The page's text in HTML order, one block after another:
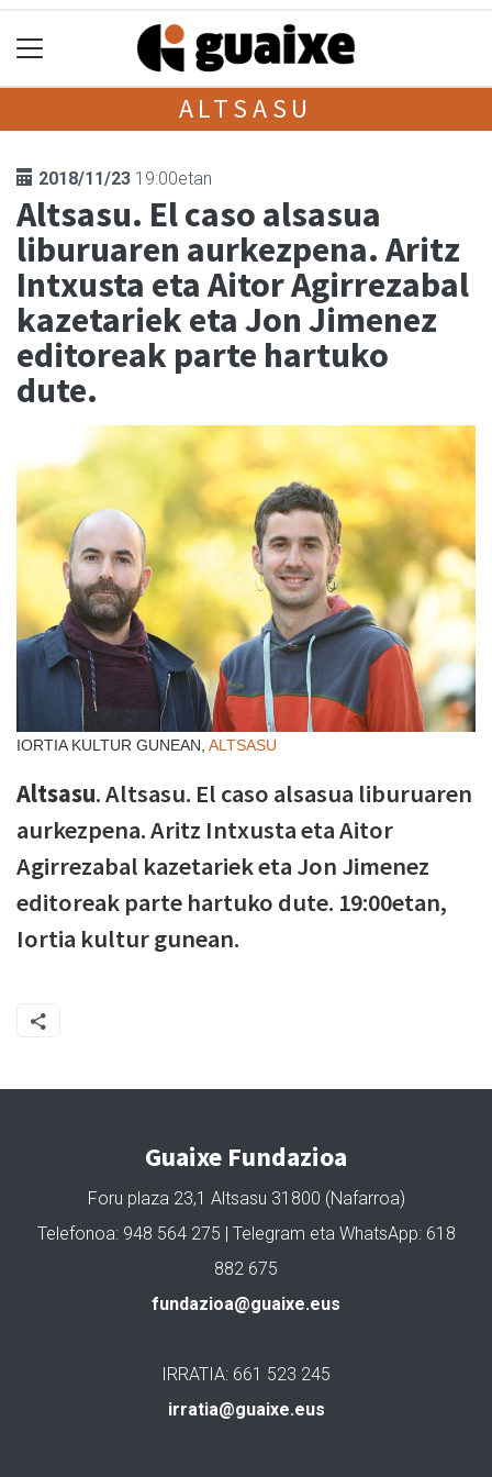
ALTSASU
2018/11/23 19:00etan
Altsasu. El caso alsasua
liburuaren aurkezpena. Aritz
Intxusta eta Aitor Agirrezabal
kazetariek eta Jon Jimenez
editoreak parte hartuko
dute.
IORTIA KULTUR GUNEAN, ALTSASU
Altsasu. Altsasu. El caso alsasua liburuaren
aurkezpena. Aritz Intxusta eta Aitor
Agirrezabal kazetariek eta Jon Jimenez
editoreak parte hartuko dute. 19:00etan,
Iortia kultur gunean.
Guaixe Fundazioa
Foru plaza 23,1 Altsasu 31800 (Nafarroa)
Telefonoa: 948 564 275 | Telegram eta WhatsApp: 618
882 675
fundazioa@guaixe.eus
IRRATIA: 661 523 245
irratia@guaixe.eus